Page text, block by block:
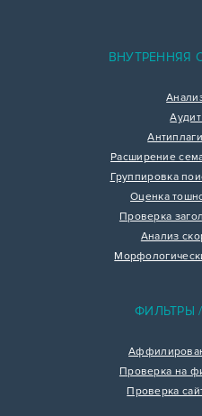
ВНУТРЕННЯЯ
Аудит
Расширение
Группировка
Оценка
Проверка
Анализ
ФИЛЬТРЫ
Проверка на
Проверка